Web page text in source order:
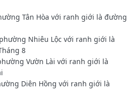
Tân Hòa với ranh giới là đường
Nhiêu Lộc với ranh giới là
8
Vườn Lài với ranh giới là
Diên Hồng với ranh giới là